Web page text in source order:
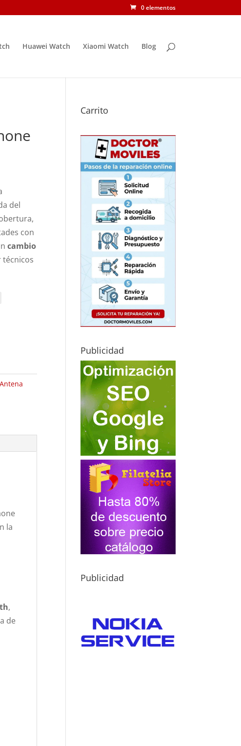
0 elementos
Huawei Watch Xiaomi Watch Blog
del
con
cambio
técnicos
Antena
la
,
de
Carrito
Publicidad
Publicidad